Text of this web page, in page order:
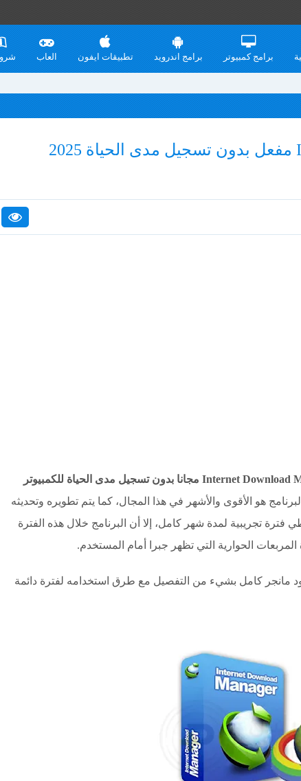
برامج كمبيوتر برامج اندرويد تطبيقات ايفون العاب
تحميل برنامج IDM انترنت داونلود مانجر Internet Download Manager مجانا بدون تسجيل مدى الحياة للكمبيوتر
هو الأقوى والأشهر في هذا المجال، كما يتم تطويره وتحديثه
تجريبية لمدة شهر كامل، إلا أن البرنامج خلال هذه الفترة
الحوارية التي تظهر جبرا أمام المستخدم.
مانجر كامل بشيء من التفصيل مع طرق استخدامه لفترة دائمة